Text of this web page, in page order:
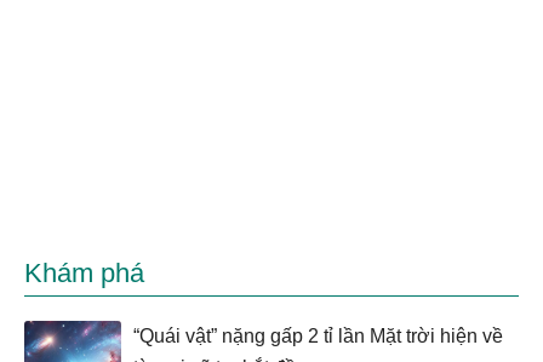
Khám phá
“Quái vật” nặng gấp 2 tỉ lần Mặt trời hiện về